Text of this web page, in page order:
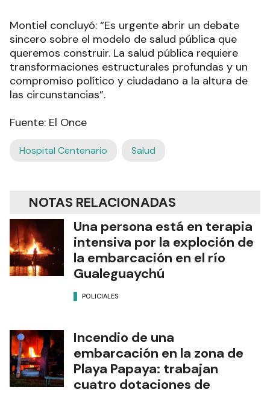
Montiel concluyó: “Es urgente abrir un debate
sincero sobre el modelo de salud pública que
queremos construir. La salud pública requiere
transformaciones estructurales profundas y un
compromiso político y ciudadano a la altura de
las circunstancias”.
Fuente: El Once
Hospital Centenario Salud
NOTAS RELACIONADAS
Una persona está en terapia
intensiva por la exploción de
la embarcación en el río
Gualeguaychú
POLICIALES
Incendio de una
embarcación en la zona de
Playa Papaya: trabajan
cuatro dotaciones de